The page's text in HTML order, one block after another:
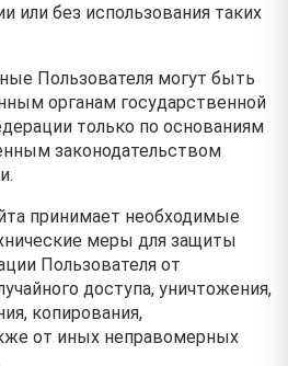
или без использования таких
Пользователя могут быть
органам государственной
только по основаниям
законодательством
принимает необходимые
меры для защиты
Пользователя от
доступа, уничтожения,
копирования,
от иных неправомерных